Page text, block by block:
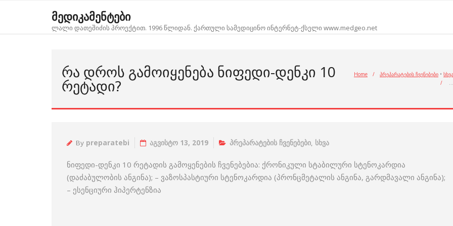
მედიკამენტები
ლალი დათეშიძის პროექტით. 1996 წლიდან. ქართული სამედიცინო ინტერნეტ-ქსელი www.medgeo.net
ᲠᲐ ᲓᲠᲝᲡ ᲒᲐᲛᲝᲘᲧᲔᲜᲔᲑᲐ ᲜᲘᲤᲔᲓᲘ-ᲓᲔᲜᲙᲘ 10
ᲠᲔᲢᲐᲓᲘ?
Home / პრეპარატების ჩვენებები • სხვა
/
…
By preparatebi აგვისტო 13, 2019 პრეპარატების ჩვენებები, სხვა
ნიფედი-დენკი 10 რეტადის გამოყენების ჩვენებებია: ქრონიკული სტაბილური სტენოკარდია
(დაძაბულობის ანგინა); – ვაზოსპასტიური სტენოკარდია (პრონცმეტალის ანგინა, გარდმავალი ანგინა);
– ესენციური ჰიპერტენზია